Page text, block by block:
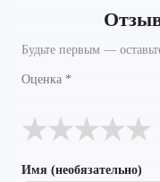
Будьте первым —
Оценка *
★
★
★
★
★
Имя (необязательно)